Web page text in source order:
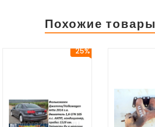
Похожие товары
25%